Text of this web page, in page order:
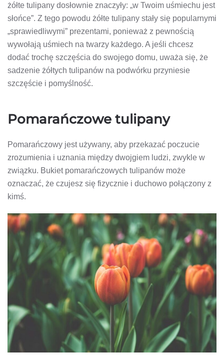
żółte tulipany dosłownie znaczyły: „w Twoim uśmiechu jest
słońce”. Z tego powodu żółte tulipany stały się popularnymi
„sprawiedliwymi” prezentami, ponieważ z pewnością
wywołają uśmiech na twarzy każdego. A jeśli chcesz
dodać trochę szczęścia do swojego domu, uważa się, że
sadzenie żółtych tulipanów na podwórku przyniesie
szczęście i pomyślność.
Pomarańczowe tulipany
Pomarańczowy jest używany, aby przekazać poczucie
zrozumienia i uznania między dwojgiem ludzi, zwykle w
związku. Bukiet pomarańczowych tulipanów może
oznaczać, że czujesz się fizycznie i duchowo połączony z
kimś.